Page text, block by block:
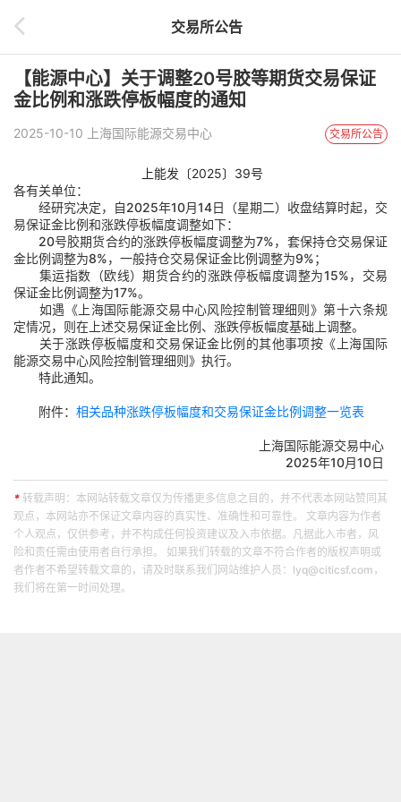
交易所公告
【能源中心】关于调整20号胶等期货交易保证
金比例和涨跌停板幅度的通知
2025-10-10 上海国际能源交易中心 交易所公告
上能发〔2025〕39号
各有关单位：
经研究决定，自2025年10月14日（星期二）收盘结算时起，交
易保证金比例和涨跌停板幅度调整如下：
20号胶期货合约的涨跌停板幅度调整为7%，套保持仓交易保证
金比例调整为8%，一般持仓交易保证金比例调整为9%；
集运指数（欧线）期货合约的涨跌停板幅度调整为15%，交易
保证金比例调整为17%。
如遇《上海国际能源交易中心风险控制管理细则》第十六条规
定情况，则在上述交易保证金比例、涨跌停板幅度基础上调整。
关于涨跌停板幅度和交易保证金比例的其他事项按《上海国际
能源交易中心风险控制管理细则》执行。
特此通知。
附件： 相关品种涨跌停板幅度和交易保证金比例调整一览表
上海国际能源交易中心
2025年10月10日
* 转载声明：本网站转载文章仅为传播更多信息之目的，并不代表本网站赞同其
观点，本网站亦不保证文章内容的真实性、准确性和可靠性。 文章内容为作者
个人观点，仅供参考，并不构成任何投资建议及入市依据。凡据此入市者，风
险和责任需由使用者自行承担。 如果我们转载的文章不符合作者的版权声明或
者作者不希望转载文章的，请及时联系我们网站维护人员：lyq@citicsf.com，
我们将在第一时间处理。